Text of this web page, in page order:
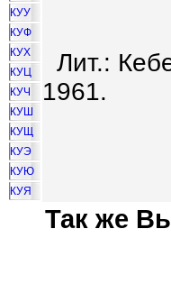
КУУ
КУФ
КУХ
КУЦ
КУЧ
КУШ
КУЩ
КУЭ
КУЮ
КУЯ
Лит.:
1961.
Так же